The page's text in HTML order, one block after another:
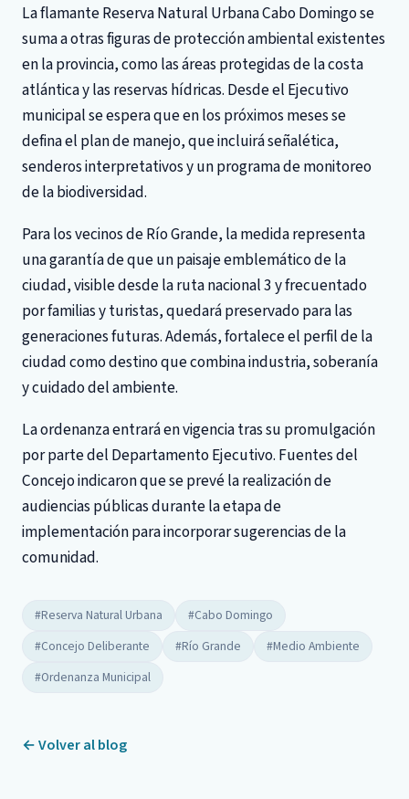
La flamante Reserva Natural Urbana Cabo Domingo se
suma a otras figuras de protección ambiental existentes
en la provincia, como las áreas protegidas de la costa
atlántica y las reservas hídricas. Desde el Ejecutivo
municipal se espera que en los próximos meses se
defina el plan de manejo, que incluirá señalética,
senderos interpretativos y un programa de monitoreo
de la biodiversidad.
Para los vecinos de Río Grande, la medida representa
una garantía de que un paisaje emblemático de la
ciudad, visible desde la ruta nacional 3 y frecuentado
por familias y turistas, quedará preservado para las
generaciones futuras. Además, fortalece el perfil de la
ciudad como destino que combina industria, soberanía
y cuidado del ambiente.
La ordenanza entrará en vigencia tras su promulgación
por parte del Departamento Ejecutivo. Fuentes del
Concejo indicaron que se prevé la realización de
audiencias públicas durante la etapa de
implementación para incorporar sugerencias de la
comunidad.
#Reserva Natural Urbana
#Cabo Domingo
#Concejo Deliberante
#Río Grande
#Medio Ambiente
#Ordenanza Municipal
← Volver al blog